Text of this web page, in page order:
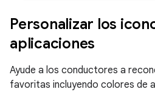
Personalizar los
aplicaciones
Ayude a los conductores a
favoritas incluyendo colores de